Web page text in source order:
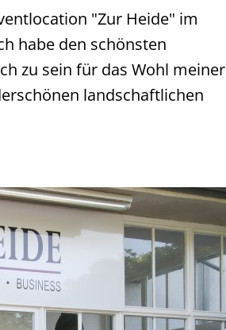
"Zur Heide" im
habe den schönsten
zu sein für das Wohl meiner
landschaftlichen